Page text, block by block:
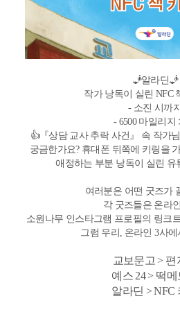
🧞알라딘🧞
작가 낭독이 실린 NFC
- 소진 시까
- 6500 마일리지
👍『상담 교사 추락 사건』 속 작가
궁금한가요? 휴대폰 뒤쪽에 키링을
애정하는 부분 낭독이 실린 유
여러분은 어떤 굿즈가
각 굿즈들은 온라
소원나무 인스타그램 프로필의 링크
그럼 우리, 온라인 3사
교보문고 > 편
예스 24 > 떡메
알라딘 > NFC